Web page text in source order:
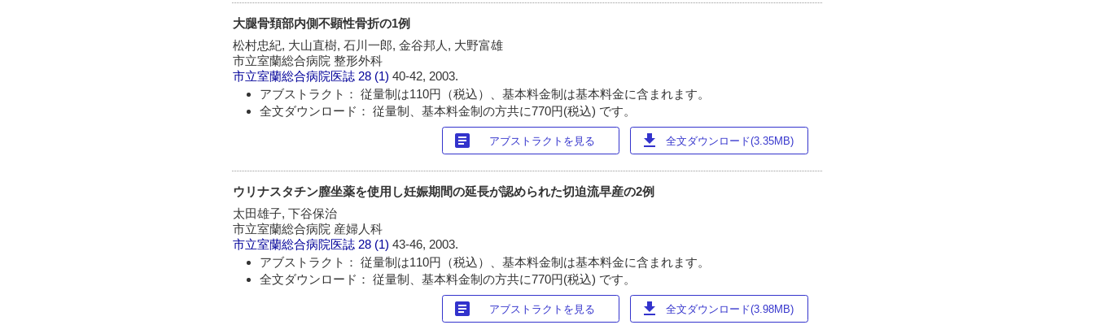
大腿骨頚部内側不顕性骨折の1例
松村忠紀, 大山直樹, 石川一郎, 金谷邦人, 大野富雄
市立室蘭総合病院 整形外科
市立室蘭総合病院医誌 28 (1)40-42, 2003.
アブストラクト： 従量制は110円（税込）、基本料金制は基本料金に含まれます。
全文ダウンロード： 従量制、基本料金制の方共に770円(税込) です。
article アブストラクトを見る download 全文ダウンロード(3.35MB)
ウリナスタチン膣坐薬を使用し妊娠期間の延長が認められた切迫流早産の2例
太田雄子, 下谷保治
市立室蘭総合病院 産婦人科
市立室蘭総合病院医誌 28 (1)43-46, 2003.
アブストラクト： 従量制は110円（税込）、基本料金制は基本料金に含まれます。
全文ダウンロード： 従量制、基本料金制の方共に770円(税込) です。
article アブストラクトを見る download 全文ダウンロード(3.98MB)